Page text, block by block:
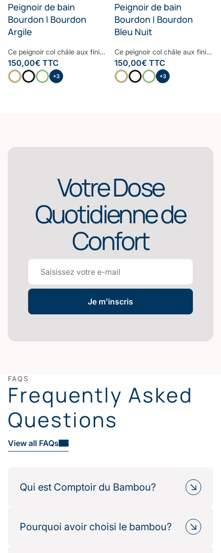
Peignoir de bain
Bourdon | Bourdon
Argile
Ce peignoir col châle aux finitions raffinées et haut de gamme est le peignoir à avoir dans sa salle de bain. Moelleux, doux et très confortable, le bourdon embelli ce peignoir pour lui donner un style contemporain et cosy. Confectionné à partir d’une des fibres les plus nobles, la Fibre B., ce peignoir est ultra-doux, absorbant et sèche rapidement. Notre linge de bain participe avec style à votre bien-être et à la protection de la planète. Nos Collections de linge de bain sont fabriquées dans les meilleurs ateliers d’Europe.
150,00€ TTC
+3
Peignoir de bain
Bourdon | Bourdon
Bleu Nuit
Ce peignoir col châle aux finitions raffinées et haut de gamme est le peignoir à avoir dans sa salle de bain. Moelleux, doux et très confortable, le bourdon embelli ce peignoir pour lui donner un style contemporain et cosy. Confectionné à partir d’une des fibres les plus nobles, la Fibre B., ce peignoir est ultra-doux, absorbant et sèche rapidement. Notre linge de bain participe avec style à votre bien-être et à la protection de la planète. Nos Collections de linge de bain sont fabriquées dans les meilleurs ateliers d’Europe.
150,00€ TTC
+3
Votre Dose
Quotidienne de
Confort
Je m'inscris
FAQS
Frequently Asked
Questions
View all FAQs
Qui est Comptoir du Bambou?
spécialisée dans le linge de maison haut de
gamme fabriqué à partir de fibres naturelles de
Pourquoi avoir choisi le bambou?